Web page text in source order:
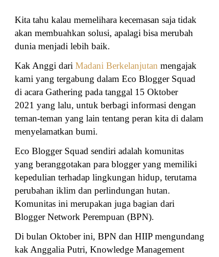
Kita tahu kalau memelihara kecemasan saja tidak
akan membuahkan solusi, apalagi bisa merubah
dunia menjadi lebih baik.
Kak Anggi dari Madani Berkelanjutan mengajak
kami yang tergabung dalam Eco Blogger Squad
di acara Gathering pada tanggal 15 Oktober
2021 yang lalu, untuk berbagi informasi dengan
teman-teman yang lain tentang peran kita di dalam
menyelamatkan bumi.
Eco Blogger Squad sendiri adalah komunitas
yang beranggotakan para blogger yang memiliki
kepedulian terhadap lingkungan hidup, terutama
perubahan iklim dan perlindungan hutan.
Komunitas ini merupakan juga bagian dari
Blogger Network Perempuan (BPN).
Di bulan Oktober ini, BPN dan HIIP mengundang
kak Anggalia Putri, Knowledge Management